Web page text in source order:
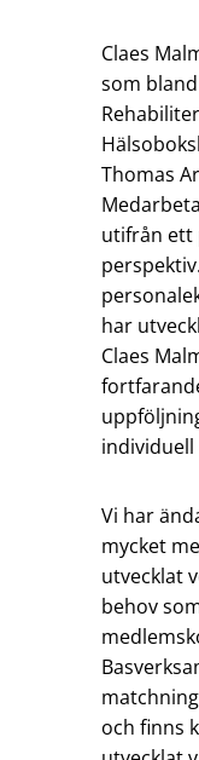
Claes
som
Thomas
utifrån ett
har
Claes
Vi har
mycket
utvecklat
behov
och finns